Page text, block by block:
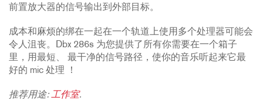
前置放大器的信号输出到外部目标。
成本和麻烦的绑在一起在一个轨道上使用多个处理器可能会
令人沮丧。Dbx 286s 为您提供了所有你需要在一个箱子
里，用最短、 最干净的信号路径，使你的音乐听起来它最
好的 mic 处理 ！
推荐用途:工作室.